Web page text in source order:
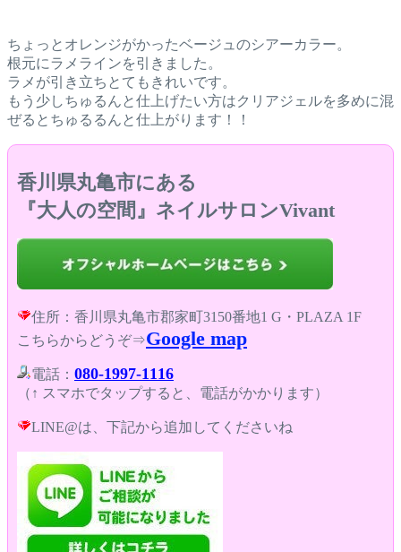
ちょっとオレンジがかったベージュのシアーカラー。
根元にラメラインを引きました。
ラメが引き立ちとてもきれいです。
もう少しちゅるんと仕上げたい方はクリアジェルを多めに混
ぜるとちゅるるんと仕上がります！！
香川県丸亀市にある
『大人の空間』ネイルサロンVivant
住所：香川県丸亀市郡家町3150番地1 G・PLAZA 1F
こちらからどうぞ⇒Google map
電話： 080-1997-1116
（↑ スマホでタップすると、電話がかかります）
LINE@は、下記から追加してくださいね